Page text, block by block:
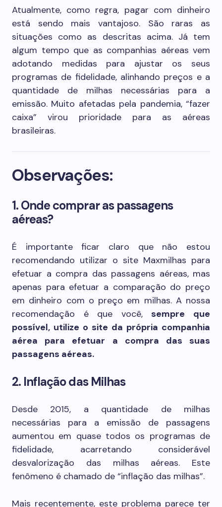
Atualmente, como regra, pagar com dinheiro
está sendo mais vantajoso. São raras as
situações como as descritas acima. Já tem
algum tempo que as companhias aéreas vem
adotando medidas para ajustar os seus
programas de fidelidade, alinhando preços e a
quantidade de milhas necessárias para a
emissão. Muito afetadas pela pandemia, “fazer
caixa” virou prioridade para as aéreas
brasileiras.
Observações:
1. Onde comprar as passagens
aéreas?
É importante ficar claro que não estou
recomendando utilizar o site Maxmilhas para
efetuar a compra das passagens aéreas, mas
apenas para efetuar a comparação do preço
em dinheiro com o preço em milhas. A nossa
recomendação é que você,sempre que
possível, utilize o site da própria companhia
aérea para efetuar a compra das suas
passagens aéreas.
2. Inflação das Milhas
Desde 2015, a quantidade de milhas
necessárias para a emissão de passagens
aumentou em quase todos os programas de
fidelidade, acarretando considerável
desvalorização das milhas aéreas. Este
fenômeno é chamado de “inflação das milhas”.
Mais recentemente, este problema parece ter